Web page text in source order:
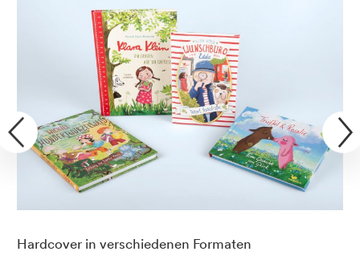
Hardcover in verschiedenen Formaten